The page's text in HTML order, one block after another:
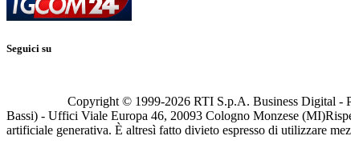
Seguici su
Copyright © 1999-2026 RTI S.p.A. Business Digital -
Bassi) - Uffici Viale Europa 46, 20093 Cologno Monzese (MI)
artificiale generativa. È altresì fatto divieto espresso di utilizzare